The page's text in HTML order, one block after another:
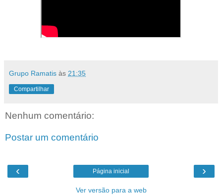
Grupo Ramatis às 21:35
Compartilhar
Nenhum comentário:
Postar um comentário
‹ ›
Página inicial
Ver versão para a web